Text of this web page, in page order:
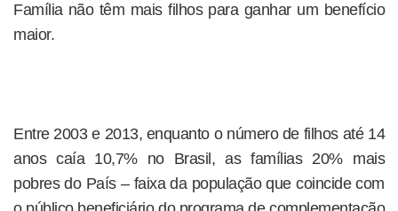
Família não têm mais filhos para ganhar um benefício
maior.
Entre 2003 e 2013, enquanto o número de filhos até 14
anos caía 10,7% no Brasil, as famílias 20% mais
pobres do País – faixa da população que coincide com